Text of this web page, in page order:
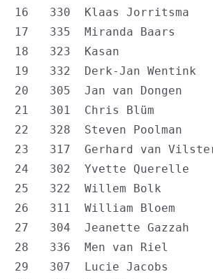
16   330  Klaas Jorritsma
17   335  Miranda Baars
18   323  Kasan
19   332  Derk-Jan Wentink
20   305  Jan van Dongen
21   301  Chris Blüm
22   328  Steven Poolman
23   317  Gerhard van
24   302  Yvette Querelle
25   322  Willem Bolk
26   311  William Bloem
27   304  Jeanette Gazzah
28   336  Men van Riel
29   307  Lucie Jacobs